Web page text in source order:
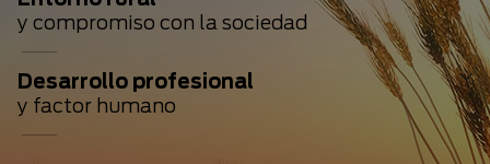
y compromiso con la sociedad
Desarrollo profesional
y factor humano